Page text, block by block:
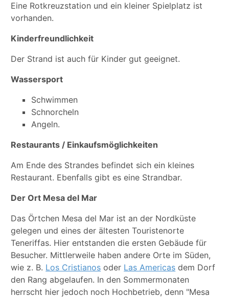
Eine Rotkreuzstation und ein kleiner Spielplatz ist
vorhanden.
Kinderfreundlichkeit
Der Strand ist auch für Kinder gut geeignet.
Wassersport
Schwimmen
Schnorcheln
Angeln.
Restaurants / Einkaufsmöglichkeiten
Am Ende des Strandes befindet sich ein kleines
Restaurant. Ebenfalls gibt es eine Strandbar.
Der Ort Mesa del Mar
Das Örtchen Mesa del Mar ist an der Nordküste
gelegen und eines der ältesten Touristenorte
Teneriffas. Hier entstanden die ersten Gebäude für
Besucher. Mittlerweile haben andere Orte im Süden,
wie z. B. Los Cristianos oder Las Americas dem Dorf
den Rang abgelaufen. In den Sommermonaten
herrscht hier jedoch noch Hochbetrieb, denn "Mesa